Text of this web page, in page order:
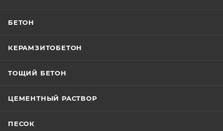
БЕТОН
КЕРАМЗИТОБЕТОН
ТОЩИЙ БЕТОН
ЦЕМЕНТНЫЙ РАСТВОР
ПЕСОК